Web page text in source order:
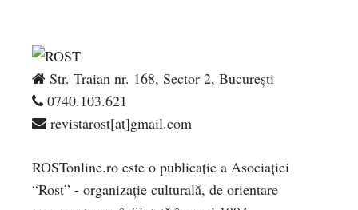
Str. Traian nr. 168, Sector 2, București
0740.103.621
revistarost[at]gmail.com
ROSTonline.ro este o publicaţie a Asociaţiei
“Rost” - organizaţie culturală, de orientare